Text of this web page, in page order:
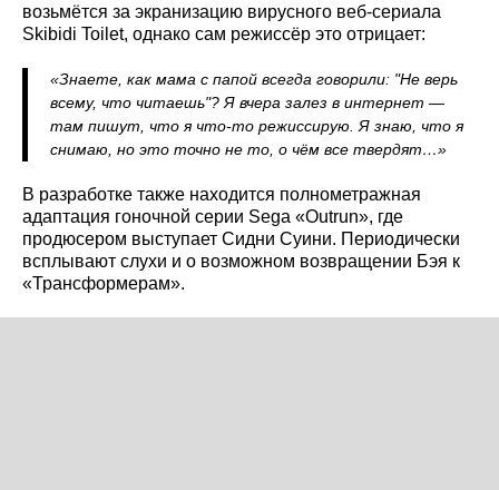
возьмётся за экранизацию вирусного веб-сериала
Skibidi Toilet, однако сам режиссёр это отрицает:
«Знаете, как мама с папой всегда говорили: "Не верь
всему, что читаешь"? Я вчера залез в интернет —
там пишут, что я что-то режиссирую. Я знаю, что я
снимаю, но это точно не то, о чём все твердят…»
В разработке также находится полнометражная
адаптация гоночной серии Sega «Outrun», где
продюсером выступает Сидни Суини. Периодически
всплывают слухи и о возможном возвращении Бэя к
«Трансформерам».